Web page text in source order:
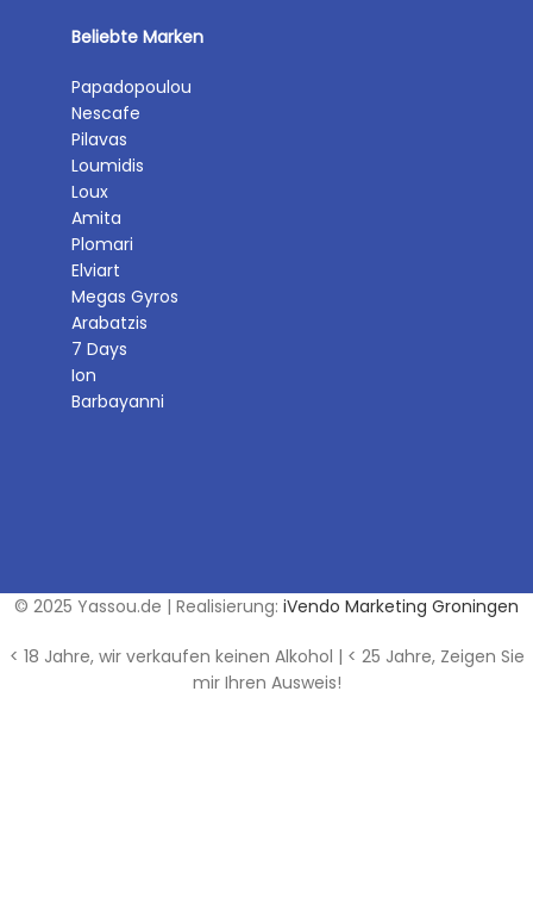
Beliebte Marken
Papadopoulou
Nescafe
Pilavas
Loumidis
Loux
Amita
Plomari
Elviart
Megas Gyros
Arabatzis
7 Days
Ion
Barbayanni
© 2025 Yassou.de | Realisierung: iVendo Marketing Groningen
< 18 Jahre, wir verkaufen keinen Alkohol | < 25 Jahre, Zeigen Sie
mir Ihren Ausweis!